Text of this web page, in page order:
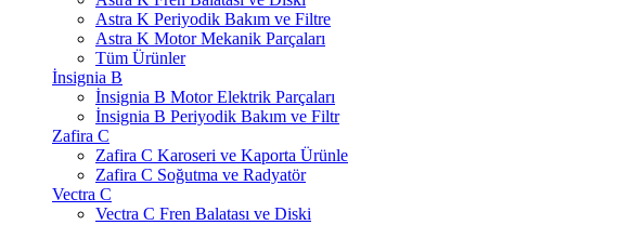
Astra K Periyodik Bakım ve Filtre
Astra K Motor Mekanik Parçaları
Tüm Ürünler
İnsignia B
İnsignia B Motor Elektrik Parçaları
İnsignia B Periyodik Bakım ve Filtr
Zafira C
Zafira C Karoseri ve Kaporta Ürünle
Zafira C Soğutma ve Radyatör
Vectra C
Vectra C Fren Balatası ve Diski